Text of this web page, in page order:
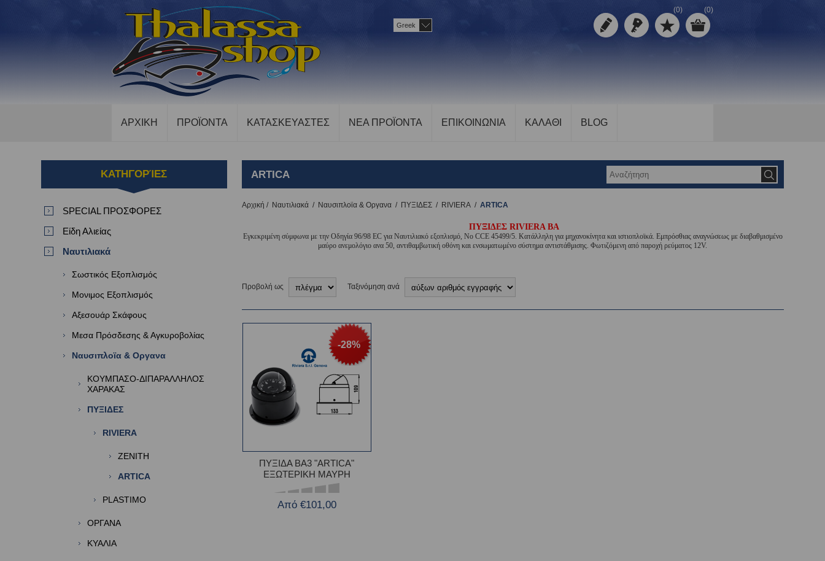
(0) (0)
Greek
ΑΡΧΙΚΗ ΠΡΟΪΟΝΤΑ ΚΑΤΑΣΚΕΥΑΣΤΕΣ ΝΕΑ ΠΡΟΪΟΝΤΑ ΕΠΙΚΟΙΝΩΝΙΑ ΚΑΛΑΘΙ BLOG
ARTICA
Αρχική / Ναυτιλιακά / Ναυσιπλοϊα & Οργανα / ΠΥΞΙΔΕΣ / RIVIERA / ARTICA
ΠΥΞΙΔΕΣ RIVIERA BA
Εγκεκριμένη σύμφωνα με την Οδηγία 96/98 EC για Ναυτιλιακό εξοπλισμό, Νο CCE 45499/5. Κατάλληλη για μηχανοκίνητα και ιστιοπλοϊκά. Εμπρόσθιας αναγνώσεως με διαβαθμισμένο
μαύρο ανεμολόγιο ανα 50, αντιθαμβωτική οθόνη και ενσωματωμένο σύστημα αντιστάθμισης. Φωτιζόμενη από παροχή ρεύματος 12V.
Προβολή ως Ταξινόμηση ανά
-28%
ΠΥΞΙΔΑ BA3 "ARTICA"
ΕΞΩΤΕΡΙΚΗ ΜΑΥΡΗ
Από €101,00
ΚΑΤΗΓΟΡΊΕΣ
SPECIAL ΠΡΟΣΦΟΡΕΣ
Είδη Αλιείας
Ναυτιλιακά
Σωστικός Εξοπλισμός
Μονιμος Εξοπλισμός
Αξεσουάρ Σκάφους
Μεσα Πρόσδεσης & Αγκυροβολίας
Ναυσιπλοϊα & Οργανα
ΚΟΥΜΠΑΣΟ-ΔΙΠΑΡΑΛΛΗΛΟΣ
ΧΑΡΑΚΑΣ
ΠΥΞΙΔΕΣ
RIVIERA
ZENITH
ARTICA
PLASTIMO
ΟΡΓΑΝΑ
ΚΥΑΛΙΑ